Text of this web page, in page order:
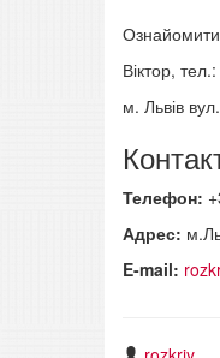
Віктор,
м. Львів
Телефон:
Адрес:
E-mail: